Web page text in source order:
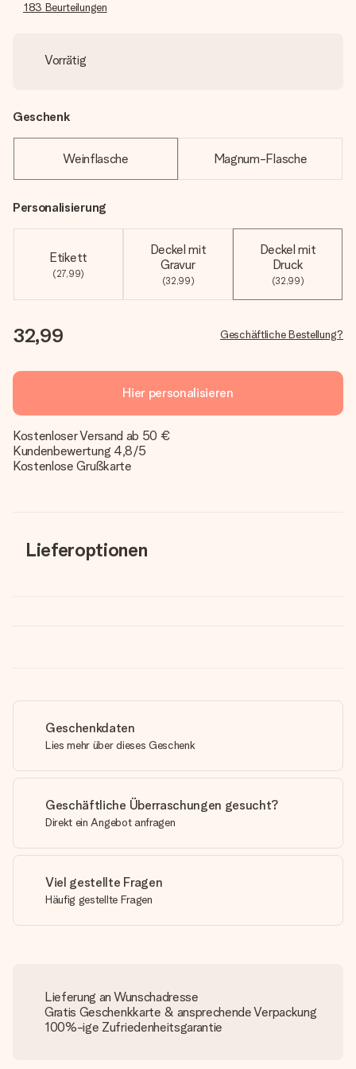
183 Beurteilungen
Vorrätig
Geschenk
Weinflasche Magnum-Flasche
Personalisierung
Etikett
(27,99)
Deckel mit
Gravur
(32,99)
Deckel mit
Druck
(32,99)
32,99 Geschäftliche Bestellung?
Hier personalisieren
Kostenloser Versand ab 50 €
Kundenbewertung 4,8/5
Kostenlose Grußkarte
Lieferoptionen
Geschenkdaten
Lies mehr über dieses Geschenk
Geschäftliche Überraschungen gesucht?
Direkt ein Angebot anfragen
Viel gestellte Fragen
Häufig gestellte Fragen
Lieferung an Wunschadresse
Gratis Geschenkkarte & ansprechende Verpackung
100%-ige Zufriedenheitsgarantie